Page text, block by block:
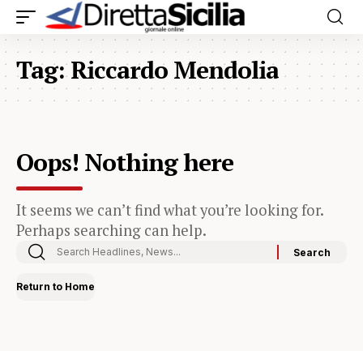
Tag:Riccardo Mendolia
Oops! Nothing here
It seems we can’t find what you’re looking for.
Perhaps searching can help.
Return to Home